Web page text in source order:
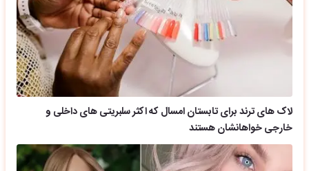
لاک های ترند برای تابستان امسال که اکثر سلبریتی های داخلی و
خارجی خواهانشان هستند